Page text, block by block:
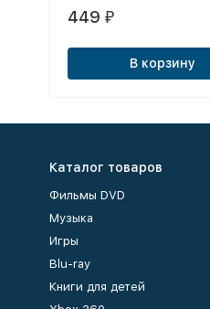
характером.
449 ₽
В корзину
Каталог товаров
Фильмы DVD
Музыка
Игры
Blu-ray
Книги для детей